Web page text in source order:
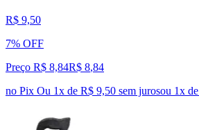
R$ 9,50
7% OFF
Preço R$ 8,84R$ 8,84
no Pix Ou 1x de R$ 9,50 sem jurosou 1x de